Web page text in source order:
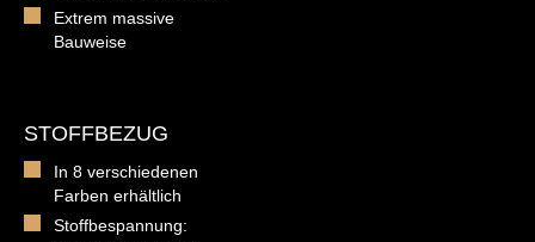
Extrem massive
Bauweise
STOFFBEZUG
In 8 verschiedenen
Farben erhältlich
Stoffbespannung: